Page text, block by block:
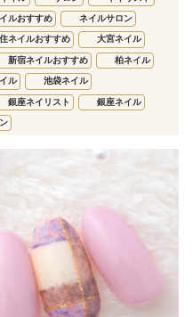
ルおすすめ ネイルサロン
ネイルおすすめ 大宮ネイル
新宿ネイルおすすめ 柏ネイル
ル 池袋ネイル
銀座ネイリスト 銀座ネイル